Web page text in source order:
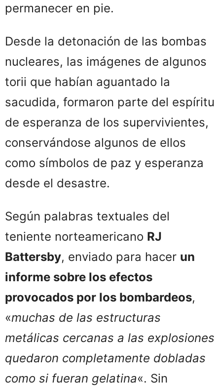
permanecer en pie.
Desde la detonación de las bombas
nucleares, las imágenes de algunos
torii que habían aguantado la
sacudida, formaron parte del espíritu
de esperanza de los supervivientes,
conservándose algunos de ellos
como símbolos de paz y esperanza
desde el desastre.
Según palabras textuales del
teniente norteamericano RJ
Battersby, enviado para hacer un
informe sobre los efectos
provocados por los bombardeos,
«muchas de las estructuras
metálicas cercanas a las explosiones
quedaron completamente dobladas
como si fueran gelatina«. Sin